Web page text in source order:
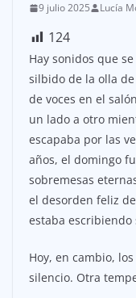
9 julio 2025 Lucía
124
Hay sonidos que
silbido de la olla
de voces en el
un lado a otro
escapaba por las
años, el domingo
sobremesas
el desorden feliz
estaba escribiendo
Hoy, en cambio,
silencio. Otra